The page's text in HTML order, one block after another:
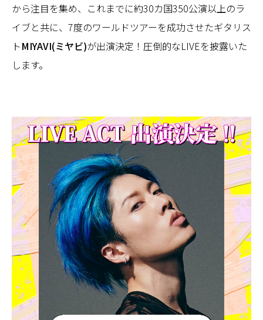
から注目を集め、これまでに約30カ国350公演以上のラ
イブと共に、7度のワールドツアーを成功させたギタリス
トMIYAVI(ミヤビ)が出演決定！圧倒的なLIVEを披露いた
します。